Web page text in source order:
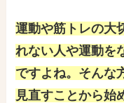
運動や筋トレの大
れない人や運動を
ですよね。そんな
見直すことから始